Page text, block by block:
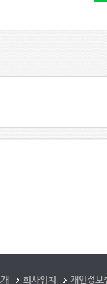
회사위치 개인정보